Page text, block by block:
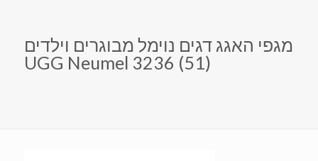
מגפי האגג דגים נוימל מבוגרים וילדים
UGG Neumel 3236 (51)